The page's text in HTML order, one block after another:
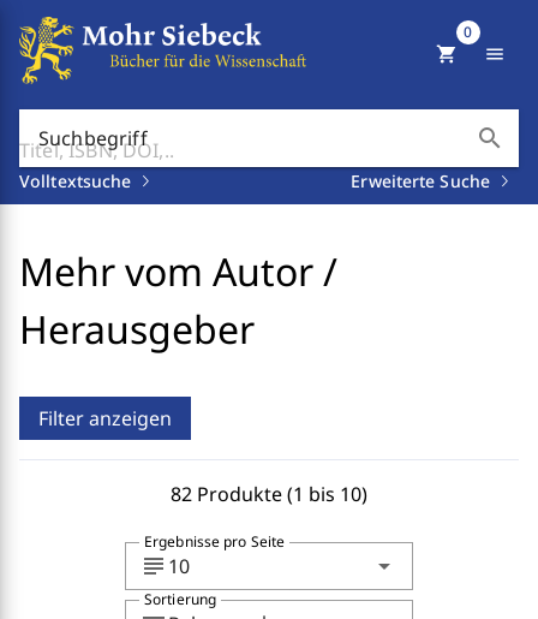
Suchbegriff search
Volltextsuche Erweiterte Suche
shopping_cart
0
menu
Mehr vom Autor /
Herausgeber
Filter anzeigen
82 Produkte (1 bis 10)
subject 10 arrow_drop_down
Ergebnisse pro Seite
Sortierung